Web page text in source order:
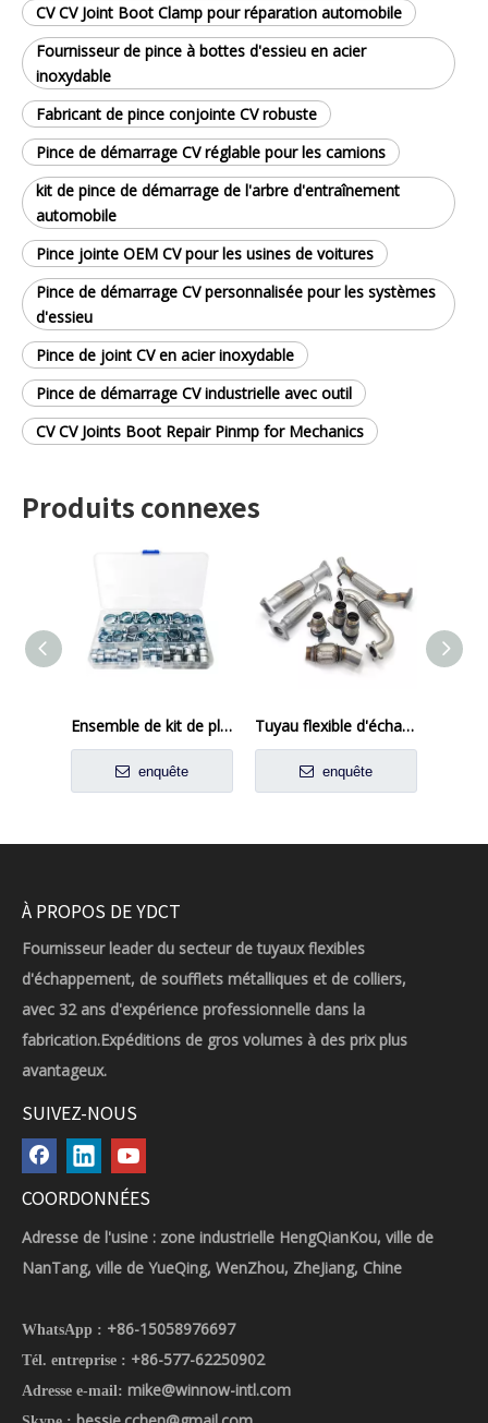
CV CV Joint Boot Clamp pour réparation automobile
Fournisseur de pince à bottes d'essieu en acier
inoxydable
Fabricant de pince conjointe CV robuste
Pince de démarrage CV réglable pour les camions
kit de pince de démarrage de l'arbre d'entraînement
automobile
Pince jointe OEM CV pour les usines de voitures
Pince de démarrage CV personnalisée pour les systèmes
d'essieu
Pince de joint CV en acier inoxydable
Pince de démarrage CV industrielle avec outil
CV CV Joints Boot Repair Pinmp for Mechanics
Produits connexes
Ensemble de kit de plaque de tuyau réglable
enquête
Tuyau flexible d'échappement tressé
enquête
À PROPOS DE YDCT
Fournisseur leader du secteur de tuyaux flexibles
d'échappement, de soufflets métalliques et de colliers,
avec 32 ans d'expérience professionnelle dans la
fabrication.Expéditions de gros volumes à des prix plus
avantageux.
SUIVEZ-NOUS
COORDONNÉES
Adresse de l'usine : zone industrielle HengQianKou, ville de
NanTang, ville de YueQing, WenZhou, ZheJiang, Chine
WhatsApp : +86-15058976697
Tél. entreprise : +86-577-62250902
Adresse e-mail: mike@winnow-intl.com